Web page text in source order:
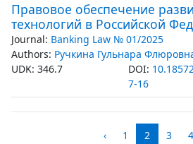
Правовое обеспечение
технологий в Российской
Journal: Banking Law № 01/2025
Authors: Ручкина Гульнара
UDK: 346.7
DOI:
7-16
‹ 1 2 3 4